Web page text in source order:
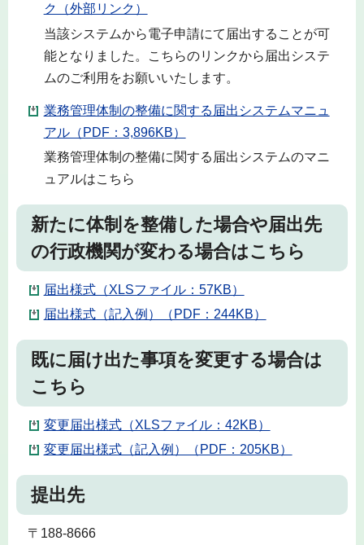
ク（外部リンク）
当該システムから電子申請にて届出することが可
能となりました。こちらのリンクから届出システ
ムのご利用をお願いいたします。
業務管理体制の整備に関する届出システムマニュ
アル（PDF：3,896KB）
業務管理体制の整備に関する届出システムのマニ
ュアルはこちら
新たに体制を整備した場合や届出先
の行政機関が変わる場合はこちら
届出様式（XLSファイル：57KB）
届出様式（記入例）（PDF：244KB）
既に届け出た事項を変更する場合は
こちら
変更届出様式（XLSファイル：42KB）
変更届出様式（記入例）（PDF：205KB）
提出先
〒188-8666